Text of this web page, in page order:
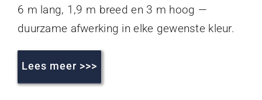
6 m lang, 1,9 m breed en 3 m hoog —
duurzame afwerking in elke gewenste kleur.
Lees meer >>>